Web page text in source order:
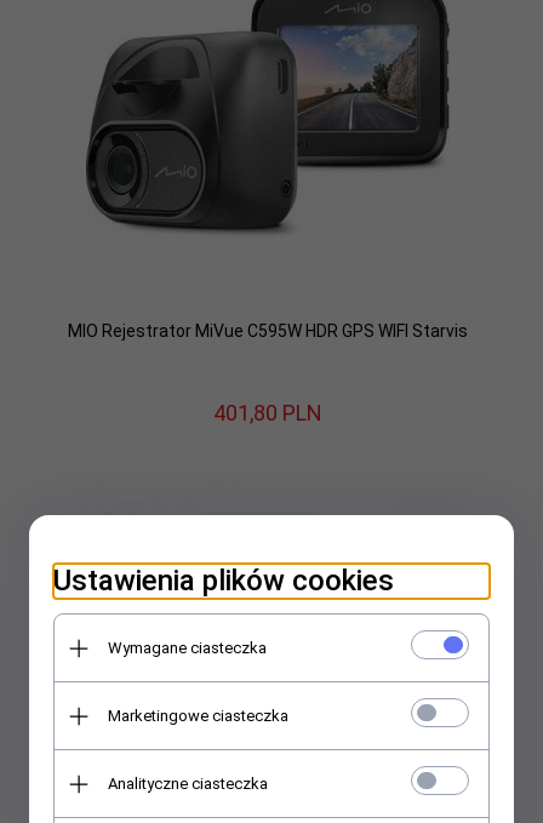
MIO Rejestrator MiVue C595W HDR GPS WIFI Starvis
401,80 PLN
Ustawienia plików cookies
Wymagane ciasteczka
Marketingowe ciasteczka
Analityczne ciasteczka